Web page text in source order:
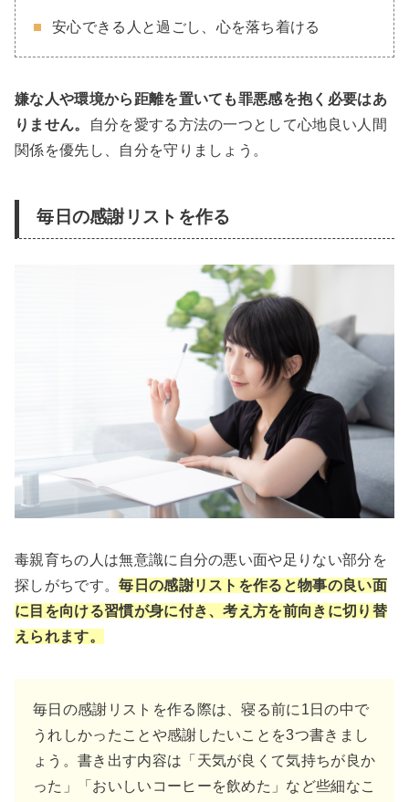
安心できる人と過ごし、心を落ち着ける
嫌な人や環境から距離を置いても罪悪感を抱く必要はあ
りません。
自分を愛する方法の一つとして心地良い人間
関係を優先し、自分を守りましょう。
毎日の感謝リストを作る
毒親育ちの人は無意識に自分の悪い面や足りない部分を
探しがちです。毎日の感謝リストを作ると物事の良い面
に目を向ける習慣が身に付き、考え方を前向きに切り替
えられます。
毎日の感謝リストを作る際は、寝る前に1日の中で
うれしかったことや感謝したいことを3つ書きまし
ょう。書き出す内容は「天気が良くて気持ちが良か
った」「おいしいコーヒーを飲めた」など些細なこ